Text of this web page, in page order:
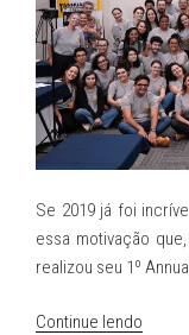
Se 2019 já foi
essa motivação
realizou seu 1º
Continue lendo